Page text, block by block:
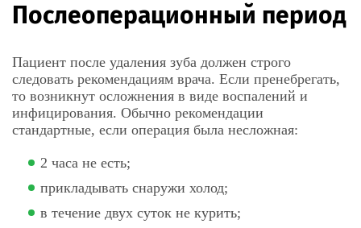
Послеоперационный период
Пациент после удаления зуба должен строго
следовать рекомендациям врача. Если пренебрегать,
то возникнут осложнения в виде воспалений и
инфицирования. Обычно рекомендации
стандартные, если операция была несложная:
2 часа не есть;
прикладывать снаружи холод;
в течение двух суток не курить;